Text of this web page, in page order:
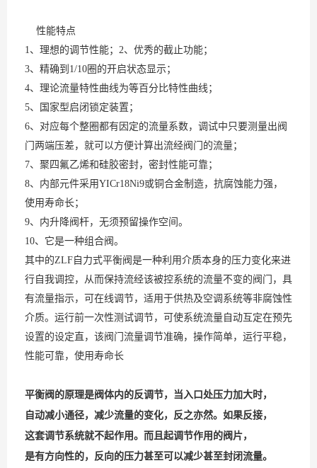
性能特点
1、理想的调节性能；2、优秀的截止功能；
3、精确到1/10圈的开启状态显示；
4、理论流量特性曲线为等百分比特性曲线；
5、国家型启闭锁定装置；
6、对应每个整圈都有因定的流量系数，调试中只要测量出阀
门两端压差，就可以方便计算出流经阀门的流量；
7、聚四氟乙烯和硅胶密封，密封性能可靠；
8、内部元件采用YICr18Ni9或铜合金制造，抗腐蚀能力强，
使用寿命长；
9、内升降阀杆，无须预留操作空间。
10、它是一种组合阀。
其中的ZLF自力式平衡阀是一种利用介质本身的压力变化来进
行自我调控，从而保持流经该被控系统的流量不变的阀门，具
有流量指示，可在线调节，适用于供热及空调系统等非腐蚀性
介质。运行前一次性测试调节，可使系统流量自动互定在预先
设置的设定直，该阀门流量调节准确，操作简单，运行平稳，
性能可靠，使用寿命长
平衡阀的原理是阀体内的反调节，当入口处压力加大时，
自动减小通径，减少流量的变化，反之亦然。如果反接，
这套调节系统就不起作用。而且起调节作用的阀片，
是有方向性的，反向的压力甚至可以减少甚至封闭流量。